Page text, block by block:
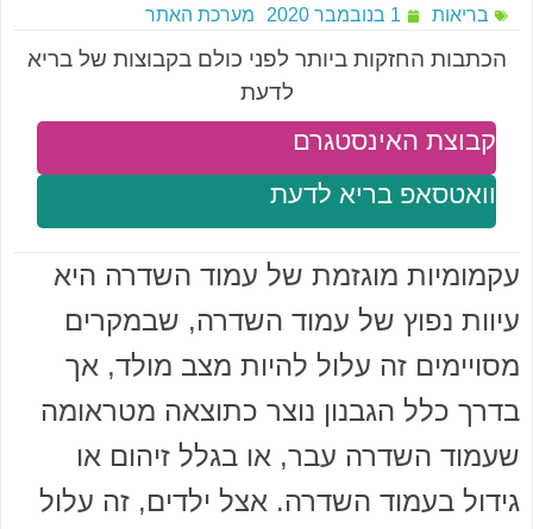
בריאות 1 בנובמבר 2020 מערכת האתר
הכתבות החזקות ביותר לפני כולם בקבוצות של בריא
לדעת
וואטסאפ בריא לדעת
קבוצת האינסטגרם
עקמומיות מוגזמת של עמוד השדרה היא
עיוות נפוץ של עמוד השדרה, שבמקרים
מסויימים זה עלול להיות מצב מולד, אך
בדרך כלל הגבנון נוצר כתוצאה מטראומה
שעמוד השדרה עבר, או בגלל זיהום או
גידול בעמוד השדרה. אצל ילדים, זה עלול